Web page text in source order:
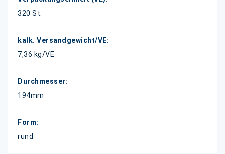
320 St.
7,36 kg/VE
194mm
rund